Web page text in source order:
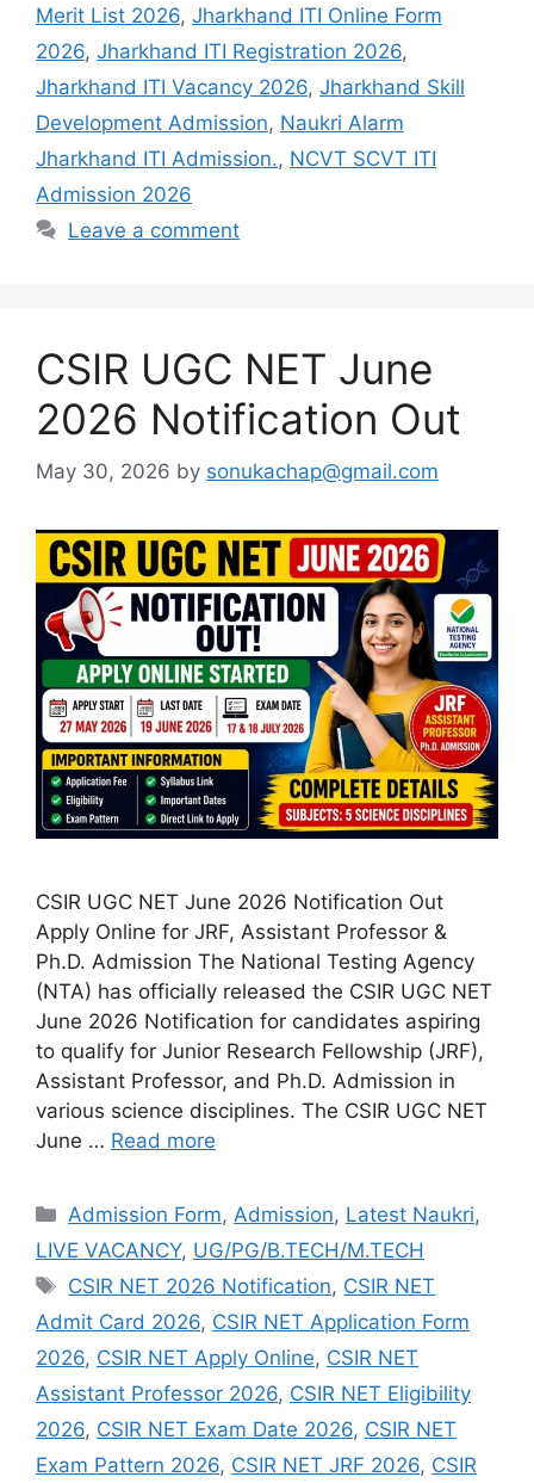
Merit List 2026, Jharkhand ITI Online Form
2026, Jharkhand ITI Registration 2026,
Jharkhand ITI Vacancy 2026, Jharkhand Skill
Development Admission, Naukri Alarm
Jharkhand ITI Admission., NCVT SCVT ITI
Admission 2026
Leave a comment
CSIR UGC NET June
2026 Notification Out
May 30, 2026 by sonukachap@gmail.com
CSIR UGC NET June 2026 Notification Out
Apply Online for JRF, Assistant Professor &
Ph.D. Admission The National Testing Agency
(NTA) has officially released the CSIR UGC NET
June 2026 Notification for candidates aspiring
to qualify for Junior Research Fellowship (JRF),
Assistant Professor, and Ph.D. Admission in
various science disciplines. The CSIR UGC NET
June … Read more
Admission Form, Admission, Latest Naukri,
LIVE VACANCY, UG/PG/B.TECH/M.TECH
CSIR NET 2026 Notification, CSIR NET
Admit Card 2026, CSIR NET Application Form
2026, CSIR NET Apply Online, CSIR NET
Assistant Professor 2026, CSIR NET Eligibility
2026, CSIR NET Exam Date 2026, CSIR NET
Exam Pattern 2026, CSIR NET JRF 2026, CSIR